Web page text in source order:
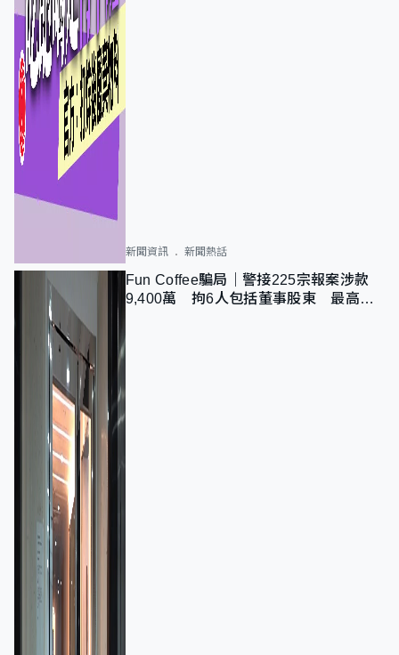
新聞資訊 新聞熱話
Fun Coffee騙局｜警接225宗報案涉款
9,400萬 拘6人包括董事股東 最高金